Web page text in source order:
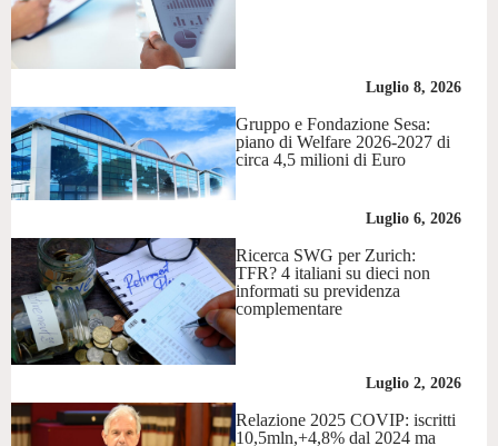
Luglio 8, 2026
Gruppo e Fondazione Sesa:
piano di Welfare 2026-2027 di
circa 4,5 milioni di Euro
Luglio 6, 2026
Ricerca SWG per Zurich:
TFR? 4 italiani su dieci non
informati su previdenza
complementare
Luglio 2, 2026
Relazione 2025 COVIP: iscritti
10,5mln,+4,8% dal 2024 ma